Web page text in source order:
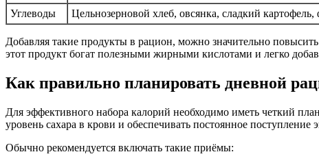
Углеводы
Цельнозерновой хлеб, овсянка, сладкий
Добавляя такие продукты в рацион, можно значительно
этот продукт богат полезными жирными кислотами и легко
Как правильно планировать дневной
Для эффективного набора калорий необходимо иметь четкий
уровень сахара в крови и обеспечивать постоянное поступление
Обычно рекомендуется включать такие приёмы: